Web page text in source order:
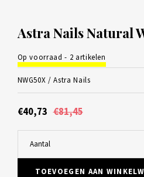
Astra Nails Natural
Op voorraad - 2 artikelen
NWG50X /Astra Nails
€40,73 €81,45
Aantal
TOEVOEGEN AAN